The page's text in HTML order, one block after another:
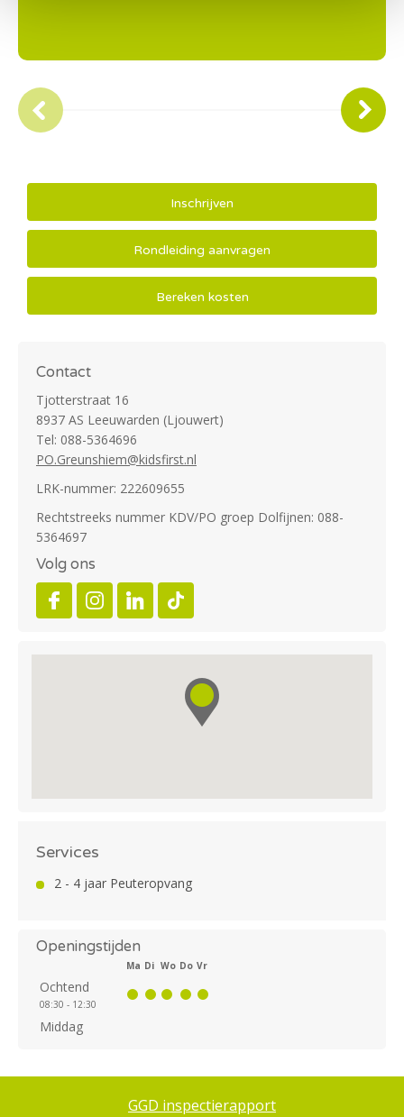
Inschrijven
Rondleiding aanvragen
Bereken kosten
Contact
Tjotterstraat 16
8937 AS Leeuwarden (Ljouwert)
Tel: 088-5364696
PO.Greunshiem@kidsfirst.nl
LRK-nummer: 222609655
Rechtstreeks nummer KDV/PO groep Dolfijnen: 088-
5364697
Volg ons
Services
2 - 4 jaar Peuteropvang
Openingstijden
Ma Di Wo Do Vr
Ochtend
08:30 - 12:30
Middag
GGD inspectierapport